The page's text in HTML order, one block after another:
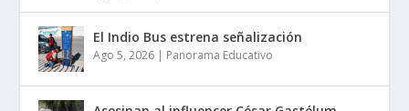
El Indio Bus estrena señalización
Ago 5, 2026 | Panorama Educativo